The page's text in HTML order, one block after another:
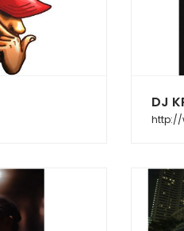
DJ
http://